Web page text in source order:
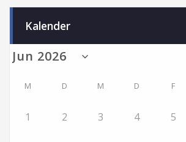
Kalender
M D M D F
1 2 3 4 5